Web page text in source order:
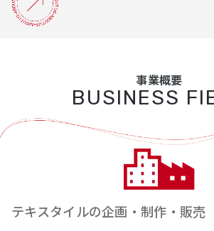
事業概要
BUSINESS
テキスタイルの企画・制作・販売